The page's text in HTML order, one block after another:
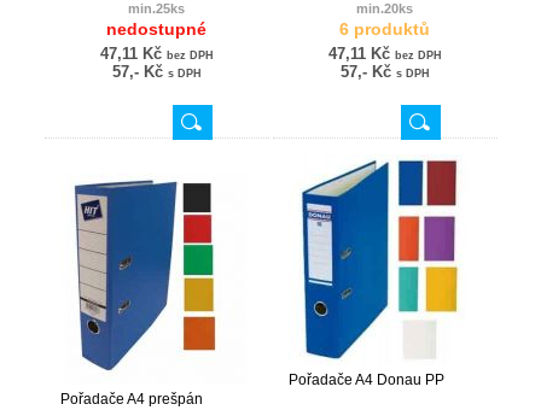
min.25ks
nedostupné
47,11 Kč bez DPH
57,- Kč s DPH
min.20ks
6 produktů
47,11 Kč bez DPH
57,- Kč s DPH
Pořadače A4 prešpán
Pořadače A4 Donau PP